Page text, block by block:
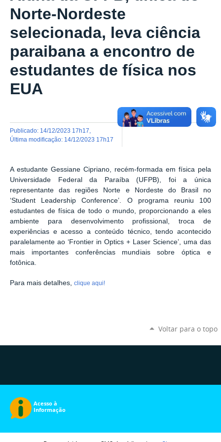
Norte-Nordeste
selecionada, leva ciência
paraibana a encontro de
estudantes de física nos
EUA
publicado: 14/12/2023 17h17
última modificação: 14/12/2023 17h17
A estudante Gessiane Cipriano, recém-formada em física pela
Universidade Federal da Paraíba (UFPB), foi a única
representante das regiões Norte e Nordeste do Brasil no
‘Student Leadership Conference’. O programa reuniu 100
estudantes de física de todo o mundo, proporcionando a eles
ambiente para desenvolvimento profissional, troca de
experiências e acesso a conteúdo técnico, tendo acontecido
paralelamente ao ‘Frontier in Optics + Laser Science’, uma das
mais importantes conferências mundiais sobre óptica e
fotônica.
Para mais detalhes, clique aqui!
Voltar para o topo